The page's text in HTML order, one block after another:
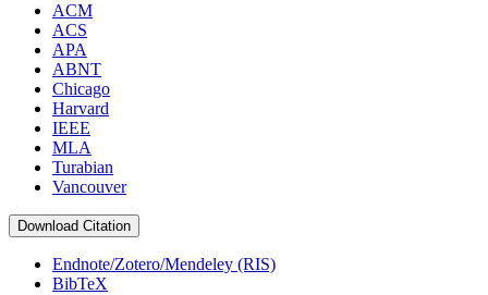
ACM
ACS
APA
ABNT
Chicago
Harvard
IEEE
MLA
Turabian
Vancouver
Download Citation
Endnote/Zotero/Mendeley (RIS)
BibTeX